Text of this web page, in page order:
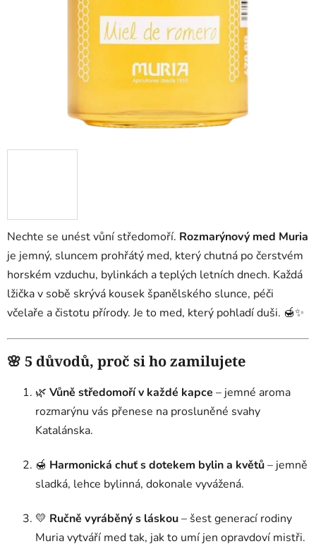
Nechte se unést vůní středomoří. Rozmarýnový med Muria
je jemný, sluncem prohřátý med, který chutná po čerstvém
horském vzduchu, bylinkách a teplých letních dnech. Každá
lžička v sobě skrývá kousek španělského slunce, péči
včelaře a čistotu přírody. Je to med, který pohladí duši. 🍯✨
🌸 5 důvodů, proč si ho zamilujete
🌿 Vůně středomoří v každé kapce – jemné aroma
rozmarýnu vás přenese na prosluněné svahy
Katalánska.
🍯 Harmonická chuť s dotekem bylin a květů– jemně
sladká, lehce bylinná, dokonale vyvážená.
💛 Ručně vyráběný s láskou– šest generací rodiny
Muria vytváří med tak, jak to umí jen opravdoví mistři.